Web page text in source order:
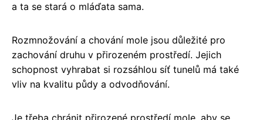
a ta se stará o mláďata sama.
Rozmnožování a chování mole jsou důležité pro
zachování druhu v přirozeném prostředí. Jejich
schopnost vyhrabat si rozsáhlou síť tunelů má také
vliv na kvalitu půdy a odvodňování.
Je třeba chránit přirozené prostředí mole, aby se